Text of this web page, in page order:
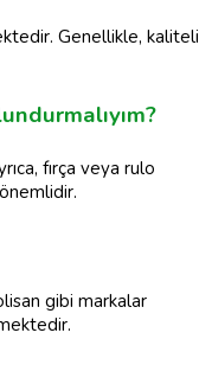
Genellikle, kaliteli
fırça veya rulo
gibi markalar